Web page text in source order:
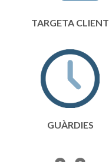
TARGETA CLIENT
GUÀRDIES